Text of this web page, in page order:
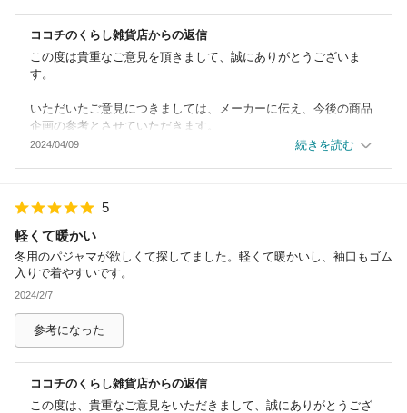
ココチのくらし雑貨店からの返信
この度は貴重なご意見を頂きまして、誠にありがとうございま
す。
いただいたご意見につきましては、メーカーに伝え、今後の商品
企画の参考とさせていただきます。
今後ともどうぞよろしくお願いいたします。
2024/04/09 続きを読む
5
軽くて暖かい
冬用のパジャマが欲しくて探してました。軽くて暖かいし、袖口もゴム
入りで着やすいです。
2024/2/7
参考になった
ココチのくらし雑貨店からの返信
この度は、貴重なご意見をいただきまして、誠にありがとうござ